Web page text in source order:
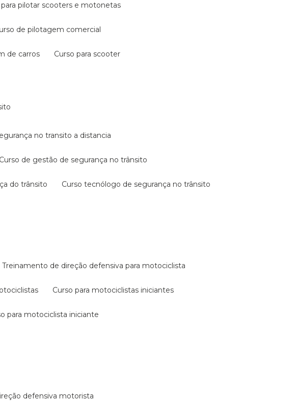
para pilotar scooters e motonetas
curso de pilotagem comercial
de carros curso para scooter
no transito a distancia
curso de gestão de segurança no trânsito
do trânsito curso tecnólogo de segurança no trânsito
treinamento de direção defensiva para motociclista
curso para motociclistas iniciantes
para motociclista iniciante
direção defensiva motorista